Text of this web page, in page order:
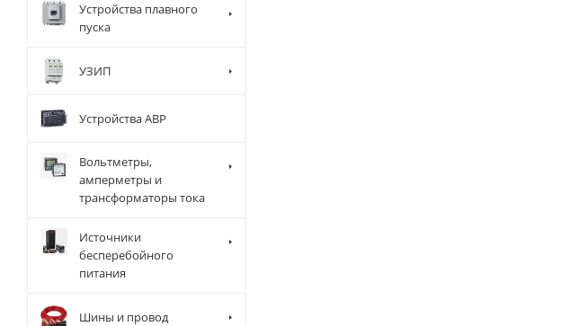
Устройства плавного
пуска
УЗИП
Устройства АВР
Вольтметры,
амперметры и
трансформаторы тока
Источники
бесперебойного
питания
Шины и провод